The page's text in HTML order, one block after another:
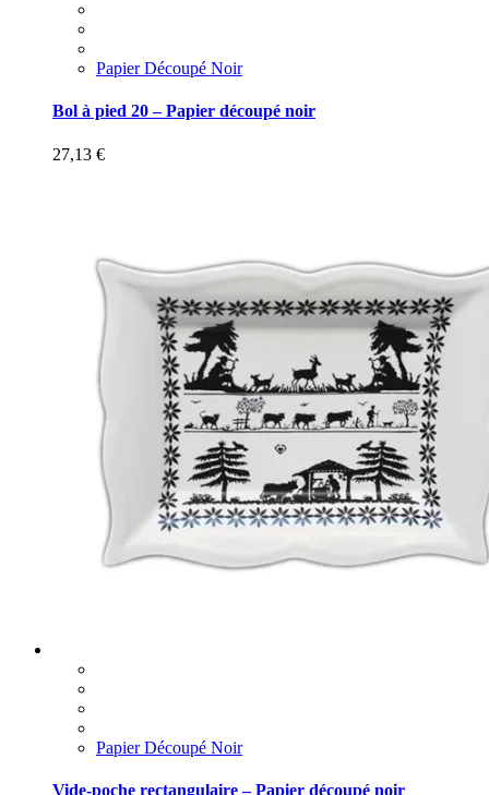
Papier Découpé Noir
Bol à pied 20 – Papier découpé noir
27,13 €
Papier Découpé Noir
Vide-poche rectangulaire – Papier découpé noir